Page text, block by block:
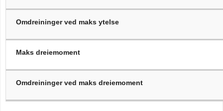
Omdreininger ved maks ytelse
Maks dreiemoment
Omdreininger ved maks dreiemoment